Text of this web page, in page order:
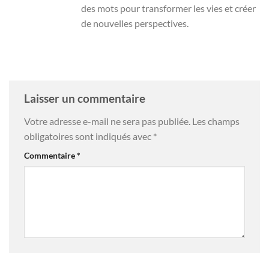
des mots pour transformer les vies et créer
de nouvelles perspectives.
Laisser un commentaire
Votre adresse e-mail ne sera pas publiée. Les champs
obligatoires sont indiqués avec *
Commentaire*